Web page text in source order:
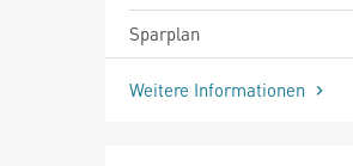
Sparplan
Weitere Informationen